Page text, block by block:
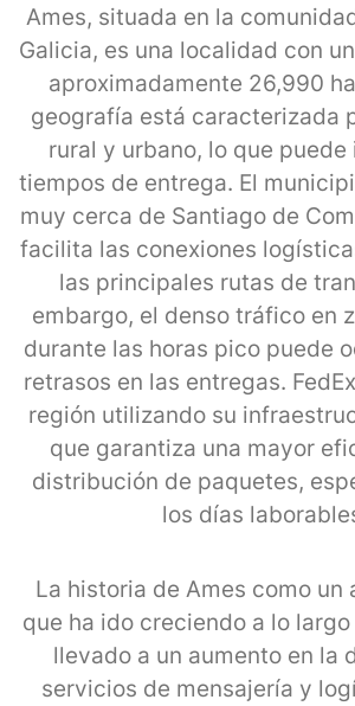
Ames, situada en la
Galicia, es una localidad con
aproximadamente 26,990
geografía está caracterizada
rural y urbano, lo que puede
tiempos de entrega. El
muy cerca de Santiago de
facilita las conexiones
las principales rutas de
embargo, el denso tráfico en
durante las horas pico puede
retrasos en las entregas.
región utilizando su
que garantiza una mayor
distribución de paquetes,
los días
La historia de Ames como un
que ha ido creciendo a lo
llevado a un aumento en la
servicios de mensajería y